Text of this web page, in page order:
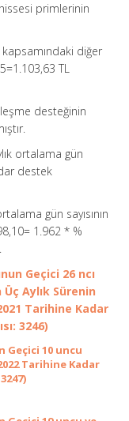
primlerinin
diğer
TL
desteğinin
ortalama gün
destek
gün sayısının
1.962 * %
Geçici 26 ncı
Aylık Sürenin
Tarihine Kadar
3246)
Geçici 10 uncu
Tarihine Kadar